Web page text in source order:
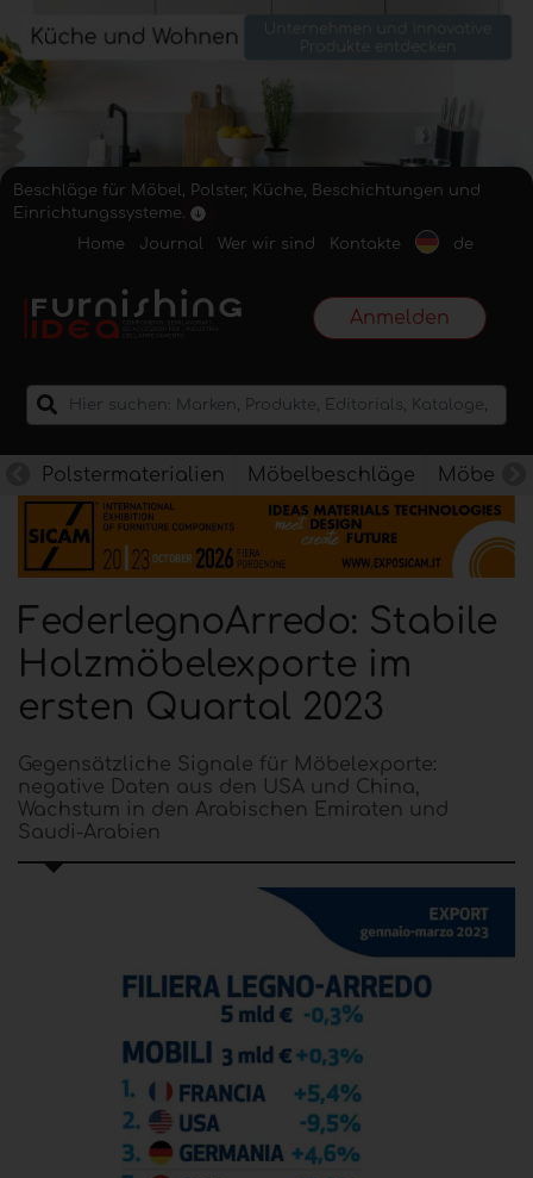
Beschläge für Möbel, Polster, Küche, Beschichtungen und
Einrichtungssysteme.
Home
Journal Wer wir sind Kontakte de
Anmelden
Polstermaterialien Möbelbeschläge
FederlegnoArredo: Stabile
Holzmöbelexporte im
ersten Quartal 2023
Gegensätzliche Signale für Möbelexporte:
negative Daten aus den USA und China,
Wachstum in den Arabischen Emiraten und
Saudi-Arabien